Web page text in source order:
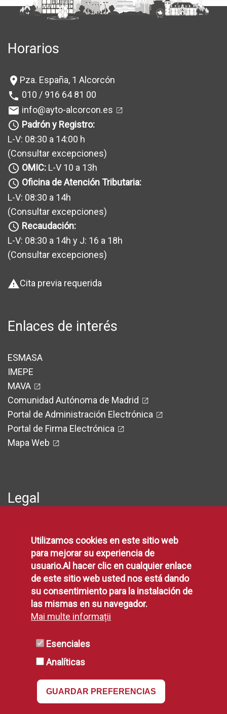
Horarios
location_on Pza. España, 1 Alcorcón
phone 010 / 916 64 81 00
mail info@ayto-alcorcon.es
query_builder Padrón y Registro:
L-V: 08:30 a 14:00 h
(Consultar excepciones)
query_builder OMIC: L-V 10 a 13h
query_builder Oficina de Atención Tributaria:
L-V: 08:30 a 14h
(Consultar excepciones)
query_builder Recaudación:
L-V: 08:30 a 14h y J: 16 a 18h
(Consultar excepciones)
warningCita previa requerida
Enlaces de interés
ESMASA
IMEPE
MAVA
Comunidad Autónoma de Madrid
Portal de Administración Electrónica
Portal de Firma Electrónica
Mapa Web
Legal
Política de Privacidad
Aviso Legal
Disponibilidad
Declaración de Accesibilidad
Política de Cookies
Utilizamos cookies en este sitio web
para mejorar su experiencia de
usuario.Al hacer clic en cualquier enlace
de este sitio web usted nos está dando
su consentimiento para la instalación de
las mismas en su navegador.
Mai multe informații
Esenciales
Analíticas
GUARDAR PREFERENCIAS